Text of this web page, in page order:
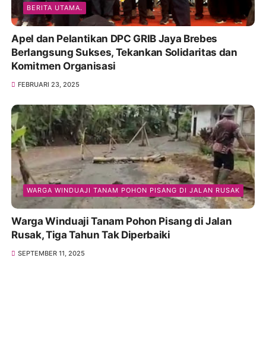
BERITA UTAMA.
Apel dan Pelantikan DPC GRIB Jaya Brebes
Berlangsung Sukses, Tekankan Solidaritas dan
Komitmen Organisasi
FEBRUARI 23, 2025
WARGA WINDUAJI TANAM POHON PISANG DI JALAN RUSAK
Warga Winduaji Tanam Pohon Pisang di Jalan
Rusak, Tiga Tahun Tak Diperbaiki
SEPTEMBER 11, 2025